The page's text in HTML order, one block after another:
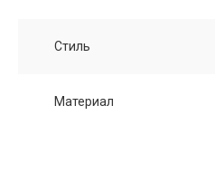
Стиль
Материал